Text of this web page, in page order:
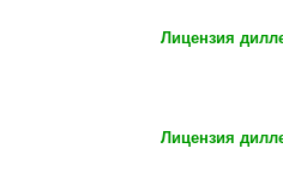
Лицензия
Лицензия